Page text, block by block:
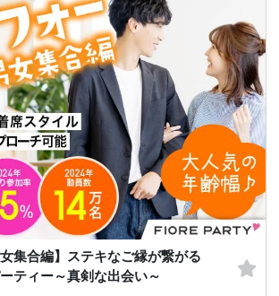
女集合編】ステキなご縁が繋がる
ティー～真剣な出会い～